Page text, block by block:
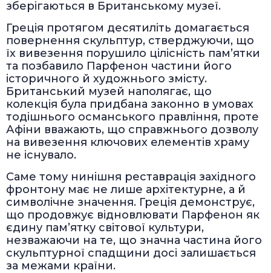
зберігаються в Британському музеї.
Греція протягом десятиліть домагається
повернення скульптур, стверджуючи, що
їх вивезення порушило цілісність пам’ятки
та позбавило Парфенон частини його
історичного й художнього змісту.
Британський музей наполягає, що
колекція була придбана законно в умовах
тодішнього османського правління, проте
Афіни вважають, що справжнього дозволу
на вивезення ключових елементів храму
не існувало.
Саме тому нинішня реставрація західного
фронтону має не лише архітектурне, а й
символічне значення. Греція демонструє,
що продовжує відновлювати Парфенон як
єдину пам’ятку світової культури,
незважаючи на те, що значна частина його
скульптурної спадщини досі залишається
за межами країни.